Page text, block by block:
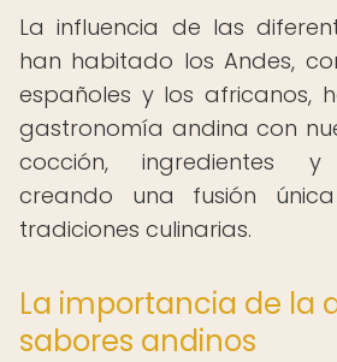
La influencia de las
han habitado los Andes,
españoles y los africanos,
gastronomía andina con
cocción, ingredientes y
creando una fusión
tradiciones culinarias.
La importancia de la
sabores andinos